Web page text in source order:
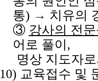
통) → 치유의
③ 강사의 전
어로 풀이,
명상 지도자로
10) 교육접수 및